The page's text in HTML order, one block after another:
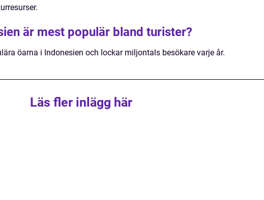
är mest populär bland turister?
öarna i Indonesien och lockar miljontals besökare varje år.
Läs fler inlägg här